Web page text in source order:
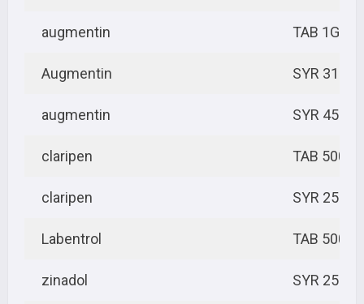
augmentin TAB 1GR
Augmentin SYR 312,5
augmentin SYR
claripen TAB
claripen SYR
Labentrol TAB
zinadol SYR